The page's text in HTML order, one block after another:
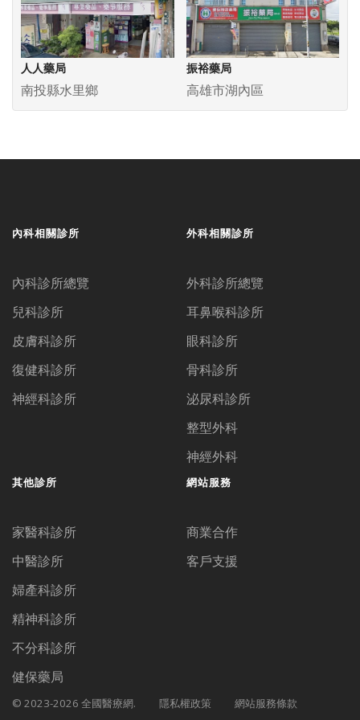
人人藥局
南投縣水里鄉
振裕藥局
高雄市湖內區
內科相關診所
內科診所總覽
兒科診所
皮膚科診所
復健科診所
神經科診所
外科相關診所
外科診所總覽
耳鼻喉科診所
眼科診所
骨科診所
泌尿科診所
整型外科
神經外科
其他診所
家醫科診所
中醫診所
婦產科診所
精神科診所
不分科診所
健保藥局
網站服務
商業合作
客戶支援
© 2023-2026 全國醫療網. 隱私權政策 網站服務條款